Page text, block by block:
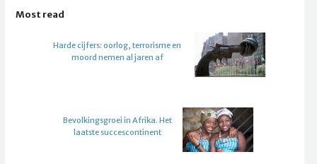
Most read
Harde cijfers: oorlog, terrorisme en
moord nemen al jaren af
Bevolkingsgroei in Afrika. Het
laatste succescontinent